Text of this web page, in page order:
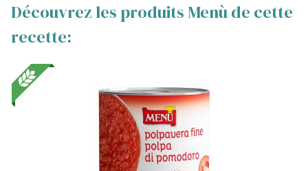
Découvrez les produits Menù de cette
recette: